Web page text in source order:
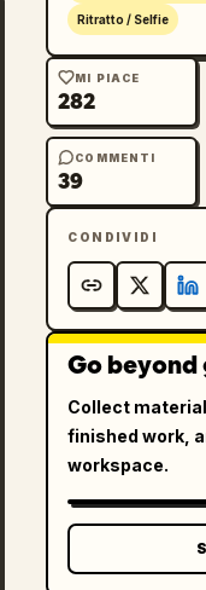
Ritratto / Selfie
MI PIACE
282
COMMENTI
39
CONDIVIDI
Go
Collect
finished work,
workspace.